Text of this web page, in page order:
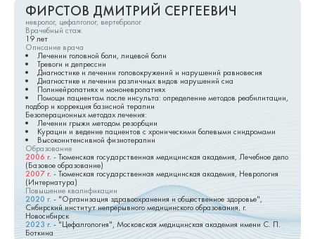
ФИРСТОВ ДМИТРИЙ СЕРГЕЕВИЧ
невролог, цефалголог, вертебролог
Врачебный стаж
19лет
Описание врача
Лечении головной боли, лицевой боли
Тревоги и депрессии
Диагностике и лечении головокружений и нарушений равновесия
Диагностике и лечении различных видов нарушений сна
Полинейропатиях и мононевропатиях
Помощи пациентам после инсульта: определение методов реабилитации,
подбор и коррекция базисной терапии
Безоперационных методах лечения:
Лечении грыжи методом резорбции
Курации и ведение пациентов с хроническими болевыми синдромами
Высокоинтенсивной физиотерапии
Образование
2006 г. -Тюменская государственная медицинская академия, Лечебное дело
(Базовое образование)
2007г. -Тюменская государственная медицинская академия, Неврология
(Интернатура)
Повышение квалификации
2020 г. - "Организация здравоохранения и общественное здоровье",
Сибирский институт непрерывного медицинского образования, г.
Новосибирск
2023г.-"Цефалгология", Московская медицинская академия имени С. П.
Боткина